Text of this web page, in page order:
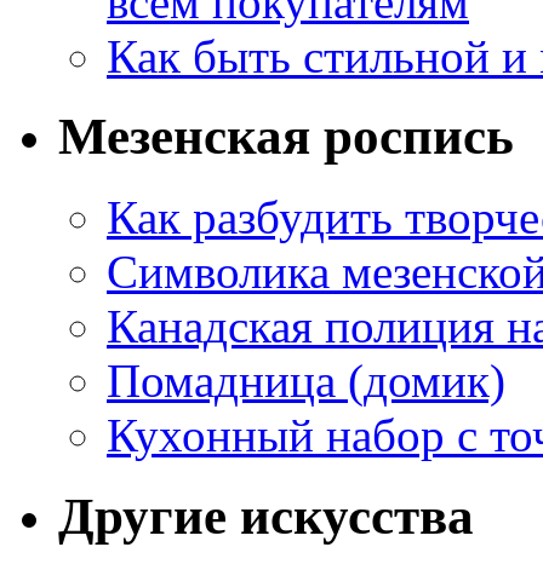
Как быть стильной
Мезенская роспись
Как разбудить
Символика
Канадская полиция
Помадница (домик)
Кухонный набор с
Другие искусства